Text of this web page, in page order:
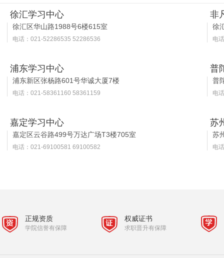
徐汇学习中心
徐汇区华山路1988号6楼615室
电话：021-52286535 52286536
非
徐
电
浦东学习中心
浦东新区张杨路601号华诚大厦7楼
电话：021-58361160 58361159
普
普
电
嘉定学习中心
嘉定区云谷路499号万达广场T3楼705室
电话：021-69100581 69100582
苏
苏
电
正规资质
学院信誉有保障
权威证书
求职晋升有保障